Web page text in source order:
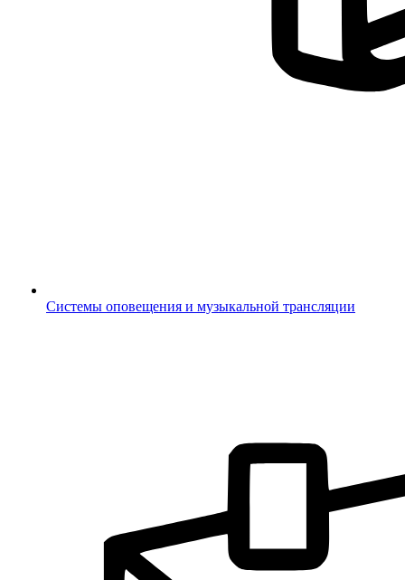
Системы оповещения и музыкальной трансляции